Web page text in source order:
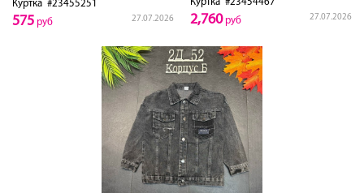
Куртка #23455251
27.07.2026
575 руб 27.07.2026
2,760руб